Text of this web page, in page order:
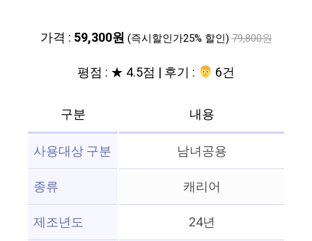
가격 : 59,300원 (즉시할인가25% 할인) 79,800원
평점 : ★ 4.5점 | 후기 : ‍‍ 6건
구분
내용
사용대상 구분
남녀공용
종류
캐리어
제조년도
24년